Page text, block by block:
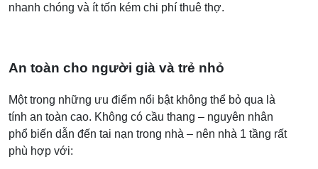
nhanh chóng và ít tốn kém chi phí thuê thợ.
An toàn cho người già và trẻ nhỏ
Một trong những ưu điểm nổi bật không thể bỏ qua là
tính an toàn cao. Không có cầu thang – nguyên nhân
phổ biến dẫn đến tai nạn trong nhà – nên nhà 1 tầng rất
phù hợp với: